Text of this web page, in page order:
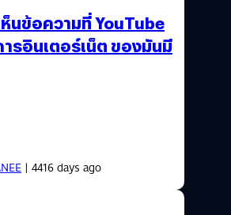
ห็นข้อความที่ YouTube
รอินเตอร์เน็ต ของมันมี
| 4416 days ago